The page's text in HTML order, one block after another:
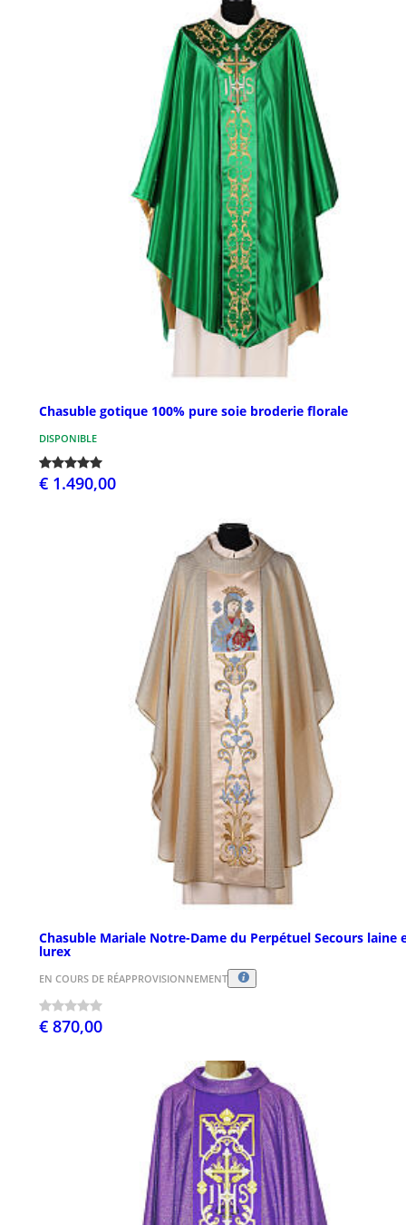
Chasuble gotique 100% pure soie broderie florale
DISPONIBLE
€ 1.490,00
Chasuble Mariale Notre-Dame du Perpétuel Secours laine
lurex
EN COURS DE RÉAPPROVISIONNEMENT
€ 870,00